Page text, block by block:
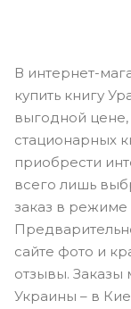
В интернет-
купить книгу
выгодной
стационарных
приобрести
всего лишь
заказ в режиме
сайте фото и
отзывы.
Украины – в